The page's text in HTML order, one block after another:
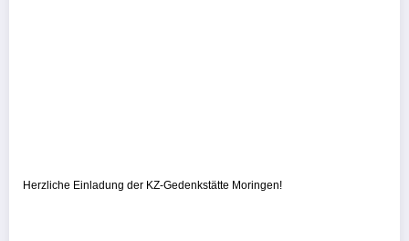
Herzliche Einladung der KZ-Gedenkstätte Moringen!